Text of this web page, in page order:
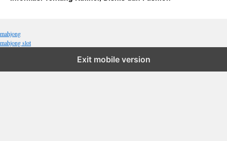
mahjong
mahjong slot
Exit mobile version